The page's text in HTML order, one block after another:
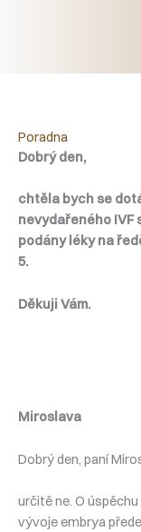
Poradna
Dobrý den,
chtěla bych se
nevydařeného IVF
podány léky na
5.
Děkuji Vám.
Miroslava
Dobrý den, paní
určitě ne. O
vývoje embrya